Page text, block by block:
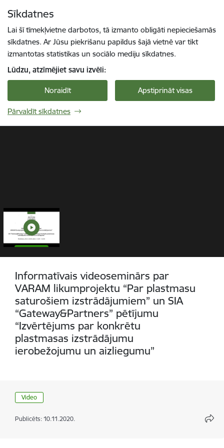
Sīkdatnes
Lai šī tīmekļvietne darbotos, tā izmanto obligāti nepieciešamās
sīkdatnes. Ar Jūsu piekrišanu papildus šajā vietnē var tikt
izmantotas statistikas un sociālo mediju sīkdatnes.
Lūdzu, atzīmējiet savu izvēli:
Noraidīt Apstiprināt visas
Pārvaldīt sīkdatnes
Kļūdas ziņojums
Could not retrieve the oEmbed resource.
1 / 1
Informatīvais videoseminārs par
VARAM likumprojektu “Par plastmasu
saturošiem izstrādājumiem” un SIA
“Gateway&Partners” pētījumu
“Izvērtējums par konkrētu
plastmasas izstrādājumu
ierobežojumu un aizliegumu”
Video
Publicēts: 10.11.2020.